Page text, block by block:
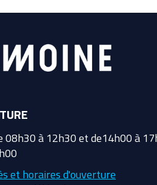
08h30 à 12h30 et de14h00 à
et horaires d'ouverture